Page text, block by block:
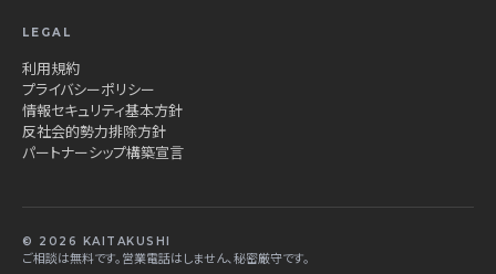
LEGAL
利用規約
プライバシーポリシー
情報セキュリティ基本方針
反社会的勢力排除方針
パートナーシップ構築宣言
© 2026 KAITAKUSHI
ご相談は無料です。営業電話はしません、秘密厳守です。